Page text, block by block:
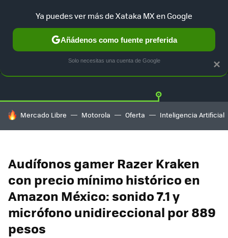
GUÍA DE COMPRAS MERCADO LIBRE
HOY SE HABLA DE
Mercado Libre Motorola Oferta Inteligencia Artificial
Audífonos gamer Razer Kraken
con precio mínimo histórico en
Amazon México: sonido 7.1 y
micrófono unidireccional por 889
pesos
×
Ya puedes ver más de Xataka MX en Google
Añádenos como fuente preferida
Solo necesitas una cuenta de Google